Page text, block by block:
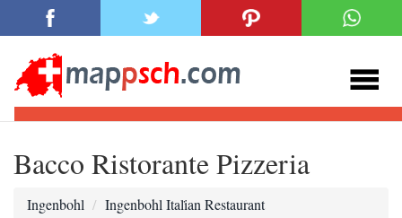
Bacco Ristorante Pizzeria
Ingenbohl Ingenbohl Itali̇an Restaurant